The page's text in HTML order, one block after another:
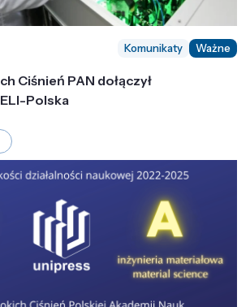
Komunikaty Ważne
Ciśnień PAN dołączył
Polska